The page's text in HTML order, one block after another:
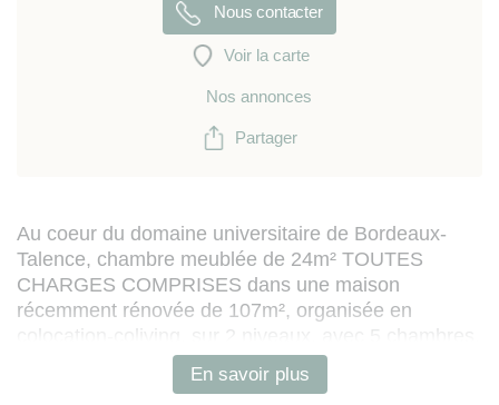
Nous contacter
Voir la carte
Nos annonces
Partager
Au coeur du domaine universitaire de Bordeaux-
Talence, chambre meublée de 24m² TOUTES
CHARGES COMPRISES dans une maison
récemment rénovée de 107m², organisée en
colocation-coliving, sur 2 niveaux, avec 5 chambres,
jardin, garage, située dans une zone résidentielle, et
En savoir plus